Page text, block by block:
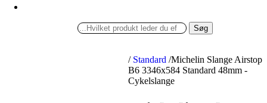
Søg
/ Standard /Michelin Slange Airstop
B6 3346x584 Standard 48mm -
Cykelslange